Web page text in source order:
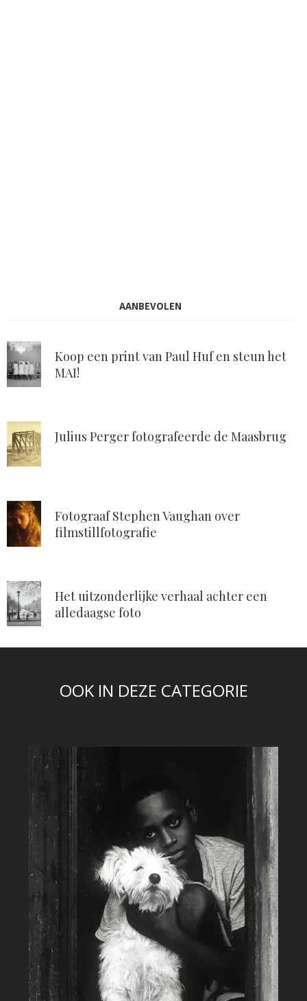
AANBEVOLEN
Koop een print van Paul Huf en steun het
MAI!
Julius Perger fotografeerde de Maasbrug
Fotograaf Stephen Vaughan over
filmstillfotografie
Het uitzonderlijke verhaal achter een
alledaagse foto
OOK IN DEZE CATEGORIE